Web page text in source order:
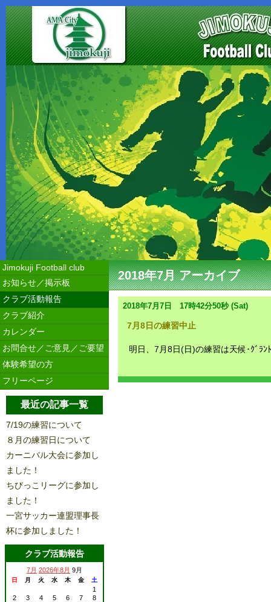
2018年7月 アーカイブ
2018年7月7日 17時42分50秒 (Sat)
7月8日の練習中止
明日、7月8日(日)の練習は天候･ｸﾞﾗ
Jimokuji Football club
お知らせ／掲示板
クラブ活動報告
クラブ紹介
カレンダー
お問合せ／ご意見／ご要望
体験希望の方
フリーページ
最近の記事一覧
7/19の練習について
８月の練習日について
カーニバル大会に参加し
ました！
ちびっこリーグに参加し
ました！
一宮サッカー連盟理事長
杯に参加しました！
クラブ活動報告
7月 2026年8月 9月
日 月 火 水 木 金 土
1
2
3 4 5 6 7
8